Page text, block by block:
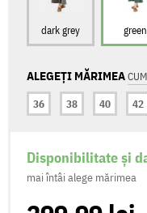
dark grey green
ALEGEȚI MĂRIMEA
36
38 40 42
Disponibilitate și
mai întâi alege mărimea